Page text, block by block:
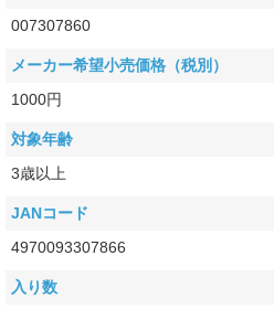
007307860
メーカー希望小売価格（税別）
1000円
対象年齢
3歳以上
JANコード
4970093307866
入り数